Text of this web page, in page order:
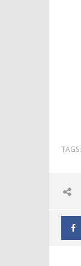
TAGS: